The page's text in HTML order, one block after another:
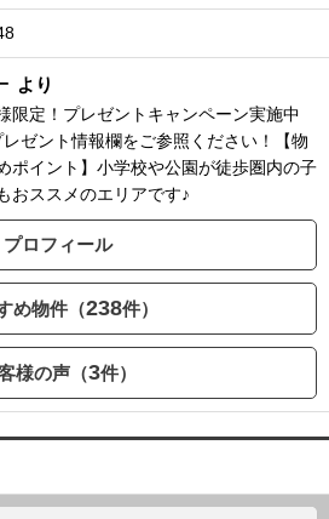
より
限定！プレゼントキャンペーン実施中
ゼント情報欄をご参照ください！【物
ポイント】小学校や公園が徒歩圏内の子
おススメのエリアです♪
プロフィール
め物件（238件）
様の声（3件）